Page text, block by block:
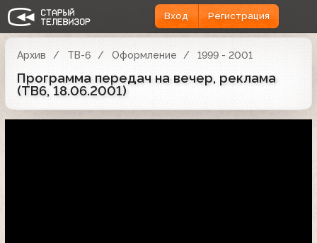
Вход Регистрация
Архив ТВ-6 Оформление 1999 - 2001
Программа передач на вечер, реклама
(ТВ6, 18.06.2001)